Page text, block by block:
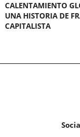
CALENTAMIENTO
UNA HISTORIA DE
CAPITALISTA